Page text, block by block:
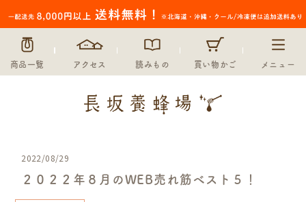
商品一覧 アクセス 読みもの 買い物かご メニュー
2022/08/29
２０２２年８月のWEB売れ筋ベスト５！